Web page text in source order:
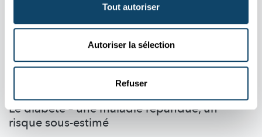
Tout autoriser
Autoriser la sélection
Refuser
Le diabète – une maladie répandue, un
risque sous-estimé